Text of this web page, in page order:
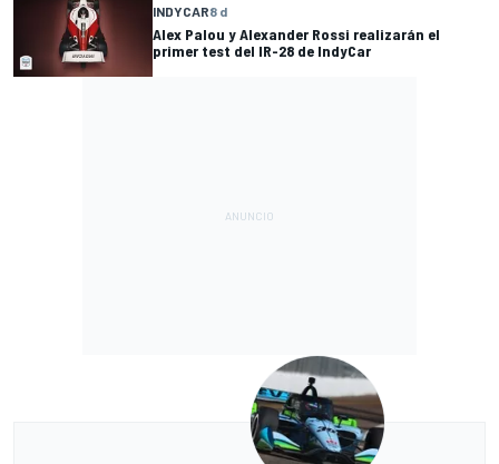
INDYCAR8 d
Alex Palou y Alexander Rossi realizarán el
primer test del IR-28 de IndyCar